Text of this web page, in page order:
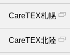
CareTEX札幌
CareTEX北陸